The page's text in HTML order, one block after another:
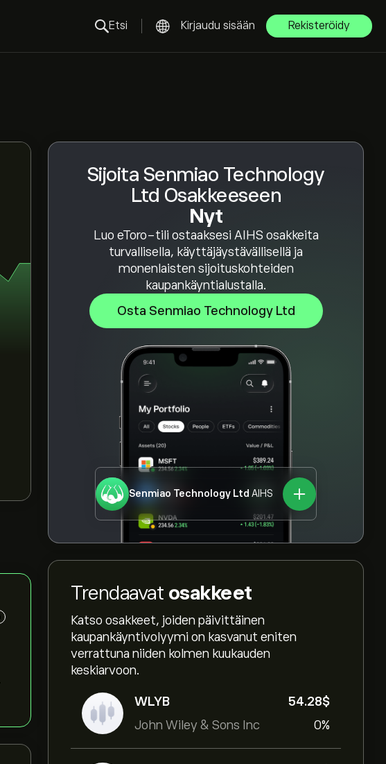
Etsi Kirjaudu sisään Rekisteröidy
Sijoita Senmiao Technology
Ltd Osakkeeseen
Nyt
Luo eToro-tili ostaaksesi AIHS osakkeita
turvallisella, käyttäjäystävällisellä ja
monenlaisten sijoituskohteiden
kaupankäyntialustalla.
Osta Senmiao Technology Ltd
Senmiao Technology Ltd AIHS
Trendaavat osakkeet
Katso osakkeet, joiden päivittäinen
kaupankäyntivolyymi on kasvanut eniten
verrattuna niiden kolmen kuukauden
keskiarvoon.
WLYB
John Wiley & Sons Inc
54.28‎$‎
0%